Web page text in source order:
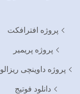
پروژه افترافکت
پروژه پریمیر
پروژه داوینچی ریزالو
دانلود فوتیج